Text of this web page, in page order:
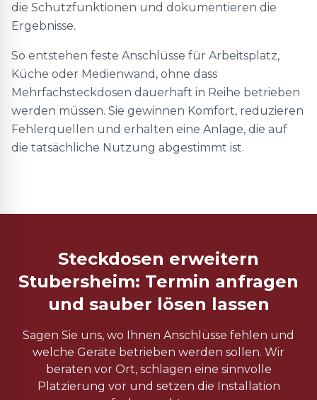
die Schutzfunktionen und dokumentieren die
Ergebnisse.
So entstehen feste Anschlüsse für Arbeitsplatz,
Küche oder Medienwand, ohne dass
Mehrfachsteckdosen dauerhaft in Reihe betrieben
werden müssen. Sie gewinnen Komfort, reduzieren
Fehlerquellen und erhalten eine Anlage, die auf
die tatsächliche Nutzung abgestimmt ist.
Steckdosen erweitern
Stubersheim: Termin anfragen
und sauber lösen lassen
Sagen Sie uns, wo Ihnen Anschlüsse fehlen und
welche Geräte betrieben werden sollen. Wir
beraten vor Ort, schlagen eine sinnvolle
Platzierung vor und setzen die Installation